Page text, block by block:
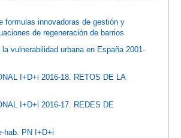
formulas innovadoras de gestión y
de regeneración de barrios
vulnerabilidad urbana en España 2001-
I+D+i 2016-18. RETOS DE LA
I+D+i 2016-17. REDES DE
hab. PN I+D+i